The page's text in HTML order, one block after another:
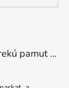
WR.UP® Krém színű magas derekú pamut nadrág RE(MOVE) WRUP1HC001ORG, Z40